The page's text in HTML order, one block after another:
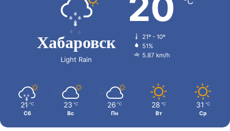
Хабаровск
Light Rain
21º - 10º
51%
5.87 km/h
21 ℃
Сб
23 ℃
Вс
26 ℃
Пн
28 ℃
Вт
31 ℃
Ср